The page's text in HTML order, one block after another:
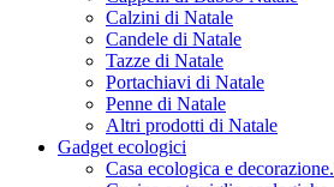
Calzini di Natale
Candele di Natale
Tazze di Natale
Portachiavi di Natale
Penne di Natale
Altri prodotti di Natale
Gadget ecologici
Casa ecologica e decorazione.